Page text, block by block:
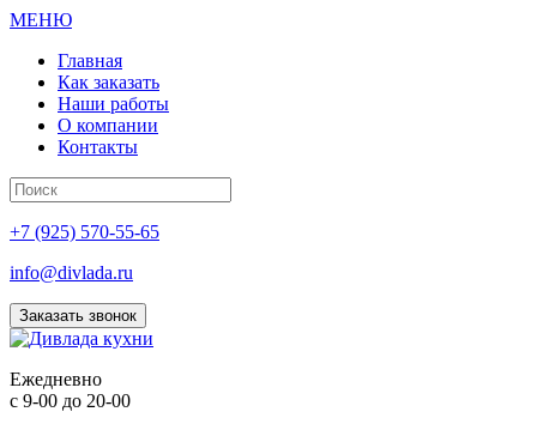
МЕНЮ
Главная
Как заказать
Наши работы
О компании
Контакты
+7 (925) 570-55-65
info@divlada.ru
Заказать звонок
Ежедневно
с 9-00 до 20-00